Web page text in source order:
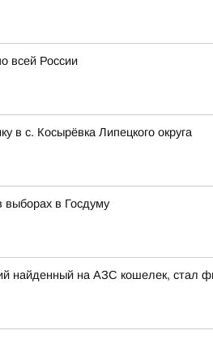
всей России
в с. Косырёвка Липецкого округа
выборах в Госдуму
найденный на АЗС кошелек, стал